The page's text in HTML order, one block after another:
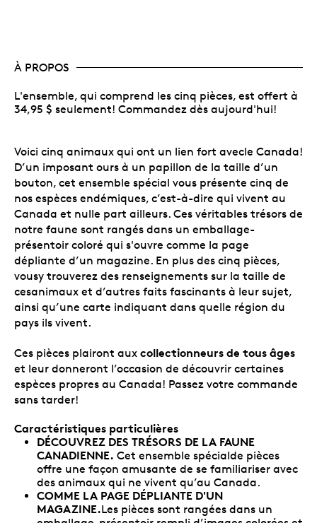
À PROPOS
L'ensemble, qui comprend les cinq pièces, est offert à
34,95 $ seulement! Commandez dès aujourd'hui!
Voici cinq animaux qui ont un lien fort avecle Canada!
D’un imposant ours à un papillon de la taille d’un
bouton, cet ensemble spécial vous présente cinq de
nos espèces endémiques, c’est-à-dire qui vivent au
Canada et nulle part ailleurs. Ces véritables trésors de
notre faune sont rangés dans un emballage-
présentoir coloré qui s'ouvre comme la page
dépliante d’un magazine. En plus des cinq pièces,
vousy trouverez des renseignements sur la taille de
cesanimaux et d’autres faits fascinants à leur sujet,
ainsi qu’une carte indiquant dans quelle région du
pays ils vivent.
Ces pièces plairont aux collectionneurs de tous âges
et leur donneront l’occasion de découvrir certaines
espèces propres au Canada! Passez votre commande
sans tarder!
Caractéristiques particulières
DÉCOUVREZ DES TRÉSORS DE LA FAUNE
CANADIENNE. Cet ensemble spécialde pièces
offre une façon amusante de se familiariser avec
des animaux qui ne vivent qu’au Canada.
COMME LA PAGE DÉPLIANTE D'UN
MAGAZINE.Les pièces sont rangées dans un